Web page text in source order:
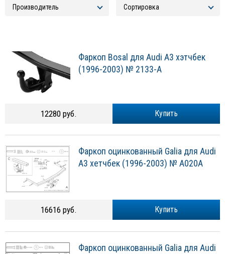
Фаркоп Bosal для Audi A3 хэтчбек
(1996-2003) № 2133-A
Купить
12280 руб.
Фаркоп оцинкованный Galia для Audi
A3 хетчбек (1996-2003) № A020A
Купить
16616 руб.
Фаркоп оцинкованный Galia для Audi